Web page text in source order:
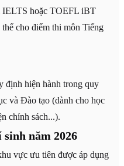
IELTS hoặc TOEFL iBT
cho điểm thi môn Tiếng
định hiện hành trong quy
và Đào tạo (dành cho học
chính sách...).
năm 2026
vực ưu tiên được áp dụng